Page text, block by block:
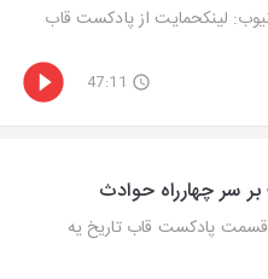
لینکحمایت از پادکست قاب
47:11
سر چهارراه حوادث
پادکست قاب تاریخ یه